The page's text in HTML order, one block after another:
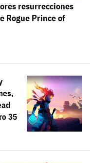
resurrecciones
Rogue Prince of
35